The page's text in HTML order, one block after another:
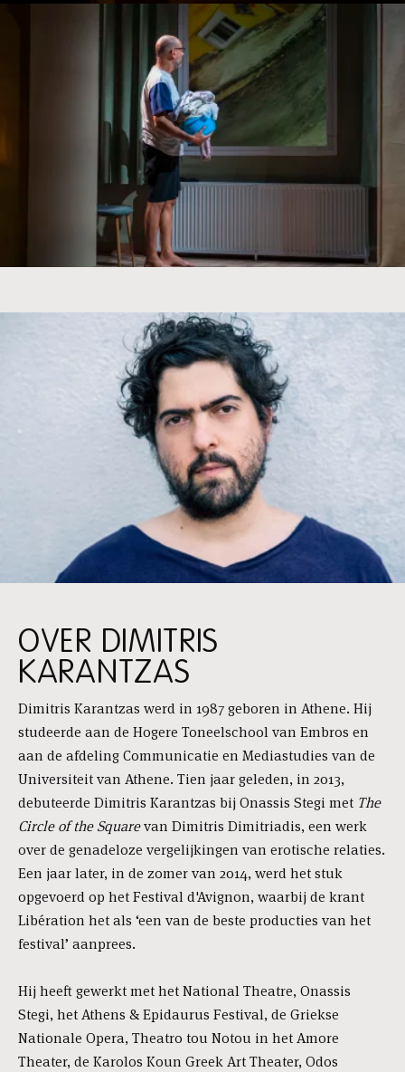
OVER DIMITRIS
KARANTZAS
Dimitris Karantzas werd in 1987 geboren in Athene. Hij
studeerde aan de Hogere Toneelschool van Embros en
aan de afdeling Communicatie en Mediastudies van de
Universiteit van Athene. Tien jaar geleden, in 2013,
debuteerde Dimitris Karantzas bij Onassis Stegi met The
Circle of the Squarevan Dimitris Dimitriadis, een werk
over de genadeloze vergelijkingen van erotische relaties.
Een jaar later, in de zomer van 2014, werd het stuk
opgevoerd op het Festival d'Avignon, waarbij de krant
Libération het als ‘een van de beste producties van het
festival’ aanprees.
Hij heeft gewerkt met het National Theatre, Onassis
Stegi, het Athens & Epidaurus Festival, de Griekse
Nationale Opera, Theatro tou Notou in het Amore
Theater, de Karolos Koun Greek Art Theater, Odos